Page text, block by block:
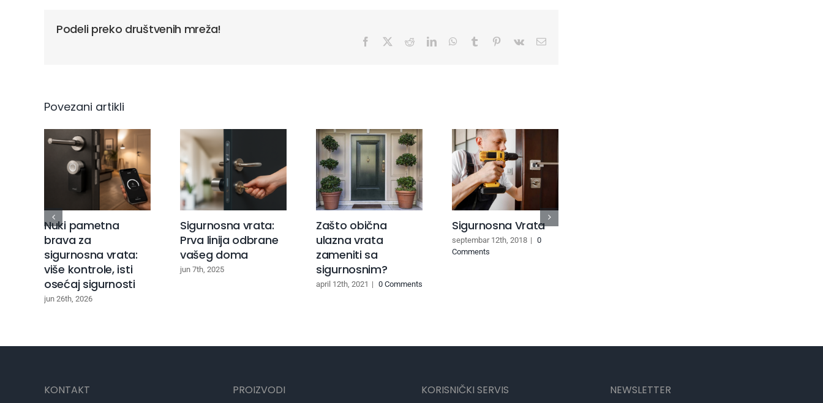
Podeli preko društvenih mreža!
Facebook RedditLinkedInWhatsApp
Tumblr Pinterest
Vk Email
Povezani artikli
Nuki pametna
brava za
sigurnosna vrata:
više kontrole, isti
osećaj sigurnosti
jun 26th, 2026
Sigurnosna vrata:
Prva linija odbrane
vašeg doma
jun 7th, 2025
Zašto obična
ulazna vrata
zameniti sa
sigurnosnim?
april 12th, 2021 | 0 Comments
Sigurnosna Vrata
septembar 12th, 2018 | 0
Comments
KONTAKT PROIZVODI KORISNIČKI SERVIS NEWSLETTER